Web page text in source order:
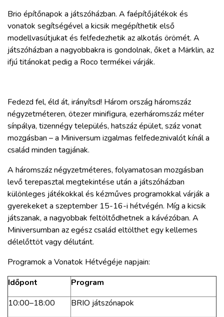
ARCHÍVUM
WEBSHOP
REGISZTRÁCIÓ
Brio építőnapok a játszóházban. A faépítőjátékok és
vonatok segítségével a kicsik megépíthetik első
modellvasútjukat és felfedezhetik az alkotás örömét. A
játszóházban a nagyobbakra is gondolnak, őket a Märklin, az
ifjú titánokat pedig a Roco termékei várják.
Fedezd fel, éld át, irányítsd! Három ország háromszáz
négyzetméteren, ötezer minifigura, ezerháromszáz méter
sínpálya, tizennégy település, hatszáz épület, száz vonat
mozgásban – a Miniversum izgalmas felfedeznivalót kínál a
család minden tagjának.
A háromszáz négyzetméteres, folyamatosan mozgásban
levő terepasztal megtekintése után a játszóházban
különleges játékokkal és kézműves programokkal várják a
gyerekeket a szeptember 15-16-i hétvégén. Míg a kicsik
játszanak, a nagyobbak feltöltődhetnek a kávézóban. A
Miniversumban az egész család eltölthet egy kellemes
délelőttöt vagy délutánt.
Programok a Vonatok Hétvégéje napjain:
Időpont
Program
10:00–18:00
BRIO játszónapok